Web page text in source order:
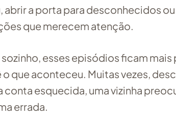
abrir a porta para desconhecidos
que merecem atenção.
esses episódios ficam
o que aconteceu. Muitas vezes,
conta esquecida, uma vizinha
errada.